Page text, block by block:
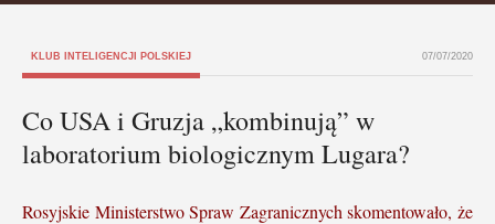
KLUB INTELIGENCJI POLSKIEJ 07/07/2020
Co USA i Gruzja „kombinują” w
laboratorium biologicznym Lugara?
Rosyjskie Ministerstwo Spraw Zagranicznych skomentowało, że